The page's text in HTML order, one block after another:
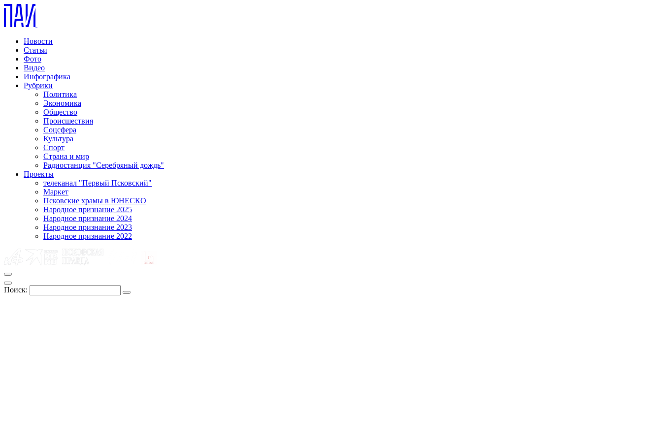
Новости
Статьи
Фото
Видео
Инфографика
Рубрики
Политика
Экономика
Общество
Происшествия
Соцсфера
Культура
Спорт
Страна и мир
Радиостанция "Серебряный дождь"
Проекты
телеканал "Первый Псковский"
Маркет
Псковские храмы в ЮНЕСКО
Народное признание 2025
Народное признание 2024
Народное признание 2023
Народное признание 2022
Поиск: